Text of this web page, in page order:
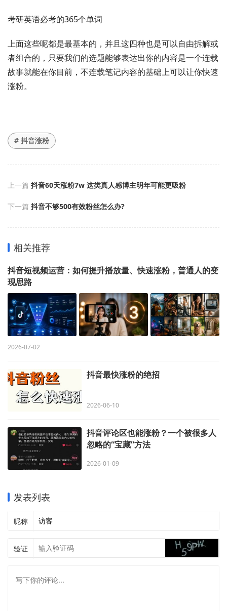
考研英语必考的365个单词
上面这些呢都是最基本的，并且这四种也是可以自由拆解或
者组合的，只要我们的选题能够表达出你的内容是一个连载
故事就能在你目前，不连载笔记内容的基础上可以让你快速
涨粉。
# 抖音涨粉
上一篇 抖音60天涨粉7w 这类真人感博主明年可能更吸粉
下一篇 抖音不够500有效粉丝怎么办?
相关推荐
抖音短视频运营：如何提升播放量、快速涨粉，普通人的变
现思路
2026-07-02
抖音最快涨粉的绝招
2026-06-10
抖音评论区也能涨粉？一个被很多人
忽略的“宝藏”方法
2026-01-09
发表列表
昵称
验证